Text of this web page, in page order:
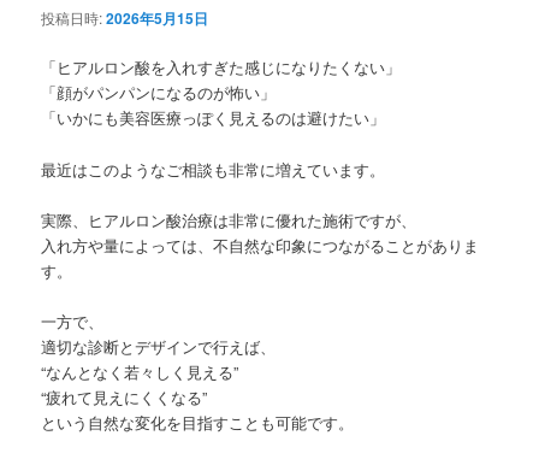
投稿日時:2026年5月15日
「ヒアルロン酸を入れすぎた感じになりたくない」
「顔がパンパンになるのが怖い」
「いかにも美容医療っぽく見えるのは避けたい」
最近はこのようなご相談も非常に増えています。
実際、ヒアルロン酸治療は非常に優れた施術ですが、
入れ方や量によっては、不自然な印象につながることがありま
す。
一方で、
適切な診断とデザインで行えば、
“なんとなく若々しく見える”
“疲れて見えにくくなる”
という自然な変化を目指すことも可能です。